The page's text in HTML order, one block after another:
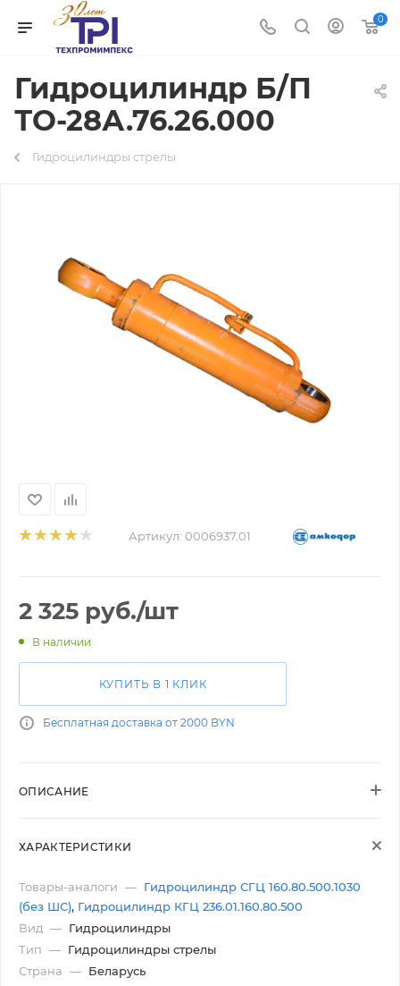
0
Гидроцилиндр Б/П
ТО-28А.76.26.000
Гидроцилиндры стрелы
Артикул: 0006937.01
2 325 руб./шт
В наличии
КУПИТЬ В 1 КЛИК
Бесплатная доставка от 2000 BYN
ОПИСАНИЕ
ХАРАКТЕРИСТИКИ
Товары-аналоги — Гидроцилиндр СГЦ 160.80.500.1030
(без ШС), Гидроцилиндр КГЦ 236.01.160.80.500
Вид — Гидроцилиндры
Тип — Гидроцилиндры стрелы
Страна — Беларусь